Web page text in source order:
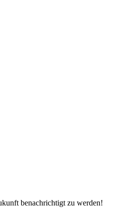
benachrichtigt zu werden!